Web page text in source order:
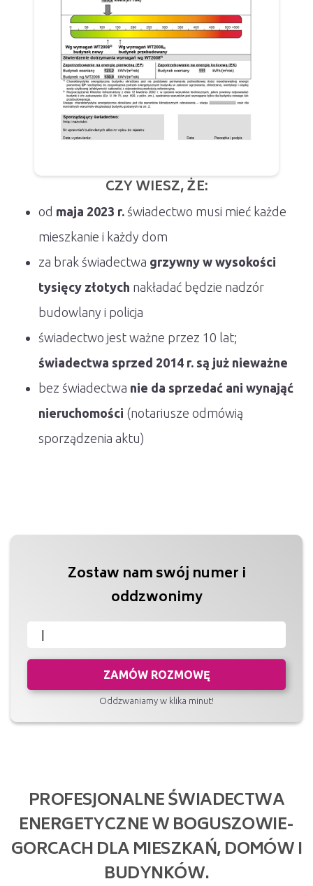
CZY WIESZ, ŻE:
od maja 2023 r. świadectwo musi mieć każde
mieszkanie i każdy dom
za brak świadectwa grzywny w wysokości
tysięcy złotych nakładać będzie nadzór
budowlany i policja
świadectwo jest ważne przez 10 lat;
świadectwa sprzed 2014 r. są już nieważne
bez świadectwa nie da sprzedać ani wynająć
nieruchomości (notariusze odmówią
sporządzenia aktu)
Zostaw nam swój numer i
oddzwonimy
ZAMÓW ROZMOWĘ
Oddzwaniamy w klika minut!
PROFESJONALNE ŚWIADECTWA
ENERGETYCZNE W BOGUSZOWIE-
GORCACH DLA MIESZKAŃ, DOMÓW I
BUDYNKÓW.